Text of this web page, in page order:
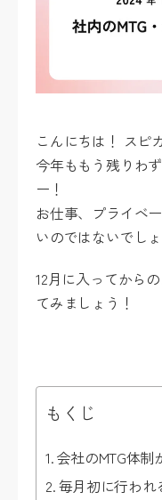
こんにちは！ スピ
今年ももう残りわ
ー！
お仕事、プライベ
いのではないでし
12月に入ってから
てみましょう！
もくじ
会社のMTG体制
毎月初に行われ